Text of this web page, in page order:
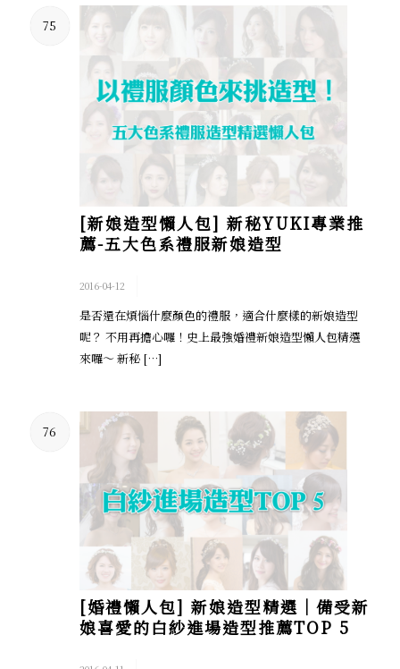
75
[新娘造型懶人包] 新秘YUKI專業推
薦-五大色系禮服新娘造型
2016-04-12
是否還在煩惱什麼顏色的禮服，適合什麼樣的新娘造型
呢？ 不用再擔心囉！史上最強婚禮新娘造型懶人包精選
來囉～ 新秘 […]
76
[婚禮懶人包] 新娘造型精選│備受新
娘喜愛的白紗進場造型推薦TOP 5